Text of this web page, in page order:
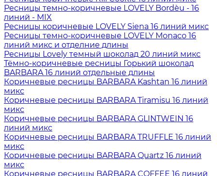
Ресницы темно-коричневые LOVELY Bordèu - 16
линий - MIX
Ресницы коричневые LOVELY Siena 16 линий микс
Ресницы темно-коричневые LOVELY Monaco 16
линий микс и отделние длины
Ресницы Lovely темный шоколад 20 линий микс
Тёмно-коричневые ресницы Горький шоколад
BARBARA 16 линий отдельные длины
Коричневые ресницы BARBARA Kashtan 16 линий
микс
Коричневые ресницы BARBARA Tiramisu 16 линий
микс
Коричневые ресницы BARBARA GLINTWEIN 16
линий микс
Коричневые ресницы BARBARA TRUFFLE 16 линий
микс
Коричневые ресницы BARBARA Quartz 16 линий
микс
Коричневые ресницы BARBARA COFFEE 16 линий